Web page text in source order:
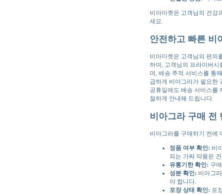
비아마켓은 고객님의 건강
세요.
안전하고 빠른 비
비아마켓은 고객님의 편의
하며, 고객님의 프라이버
며, 배송 추적 서비스를 통
급하게 비아그라가 필요한
공휴일에도 배송 서비스를
절하게 안내해 드립니다.
비아그라 구매 전
비아그라를 구매하기 전에
정품 여부 확인: 비
되는 가짜 약품은
유통기한 확인: 구
성분 확인: 비아그
야 합니다.
포장 상태 확인: 포